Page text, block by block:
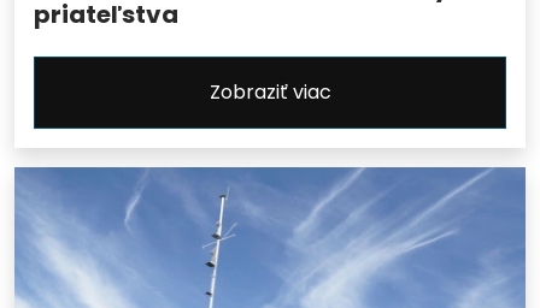
priateľstva
Zobraziť viac